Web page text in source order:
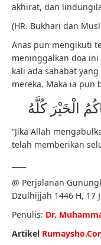
akhirat, dan
(HR. Bukhari dan
Anas pun mengikuti
meninggalkan doa ini
kali ada sahabat
mereka. Maka ia pun
الْخَيْرَ كُلَّهُ
“Jika Allah
telah memberikan
@ Perjalanan
Dzulhijjah 1446 H, 17
Penulis: Dr.
Artikel